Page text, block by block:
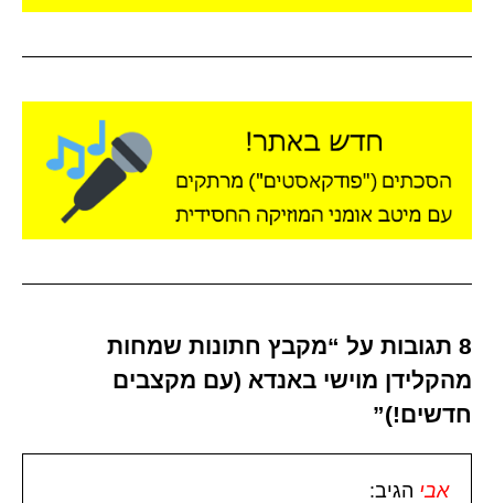
8 תגובות על “מקבץ חתונות שמחות
מהקלידן מוישי באנדא (עם מקצבים
חדשים!)”
אבי הגיב: